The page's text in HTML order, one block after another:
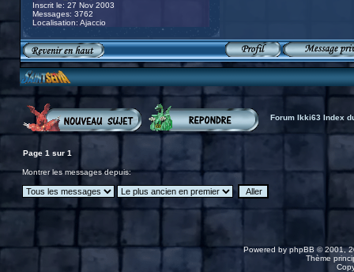
Inscrit le: 27 Nov 2003
Messages: 3762
Localisation: Ajaccio
Forum Ikki63 Index
Page 1 sur 1
Montrer les messages depuis:
Powered byphpBB© 2001,
Thème